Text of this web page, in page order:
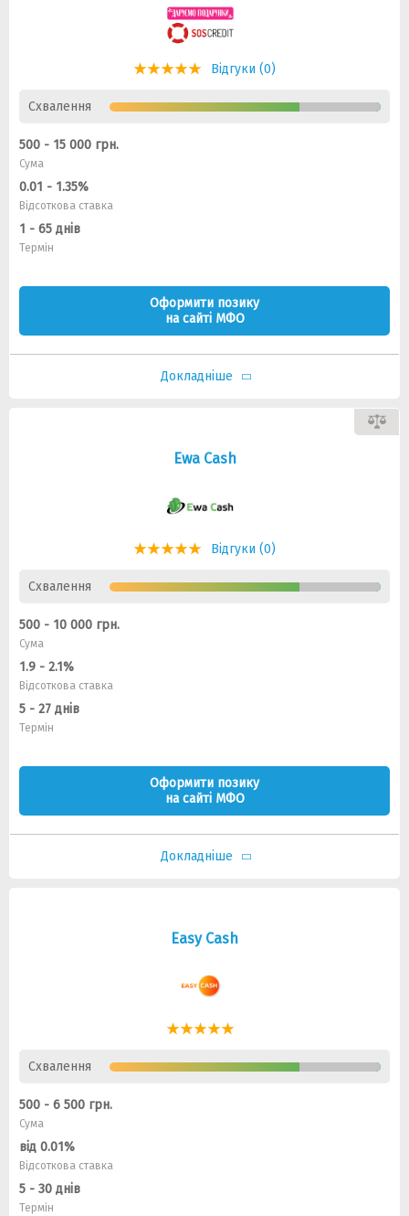
Відгуки (0)
Схвалення
500 - 15 000 грн.
Сума
0.01 - 1.35%
Відсоткова ставка
1 - 65 днів
Термін
Оформити позику
на сайті МФО
Докладніше
Ewa Cash
Відгуки (0)
Схвалення
500 - 10 000 грн.
Сума
1.9 - 2.1%
Відсоткова ставка
5 - 27 днів
Термін
Оформити позику
на сайті МФО
Докладніше
Easy Cash
Схвалення
500 - 6 500 грн.
Сума
від 0.01%
Відсоткова ставка
5 - 30 днів
Термін